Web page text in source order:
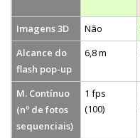
Imagens 3D
Não
Alcance do
flash pop-up
6,8 m
M. Contínuo
(nº de fotos
sequenciais)
1 fps
(100)